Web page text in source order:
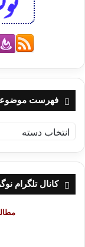
فهرست
ه
ر
کانال تلگرام